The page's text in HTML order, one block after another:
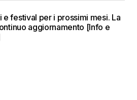
e festival per i prossimi mesi. La
aggiornamento [Info e